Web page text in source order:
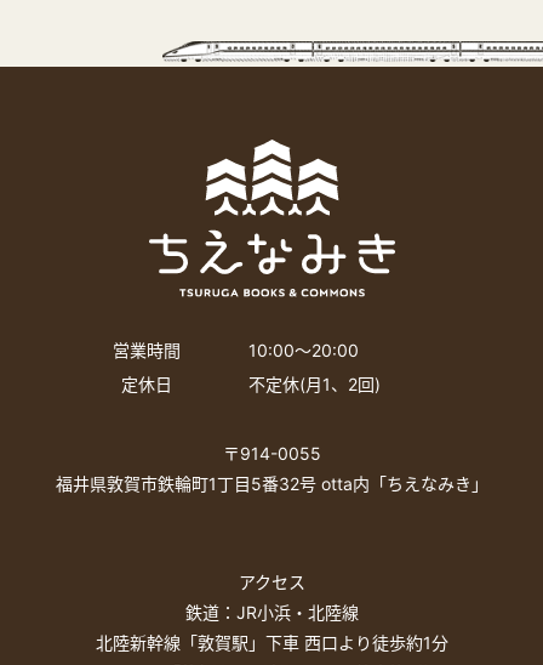
営業時間
10:00〜20:00
定休日
不定休(月1、2回)
〒914-0055
福井県敦賀市鉄輪町1丁目5番32号 otta内「ちえなみき」
アクセス
鉄道：JR小浜・北陸線
北陸新幹線「敦賀駅」下車 西口より徒歩約1分